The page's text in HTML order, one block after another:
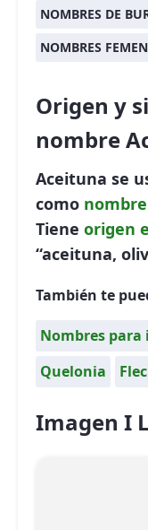
NOMBRES DE
NOMBRES
Origen y
nombre
Aceituna se
como
Tiene origen
“aceituna,
También te
Nombres para
Quelonia
Imagen I